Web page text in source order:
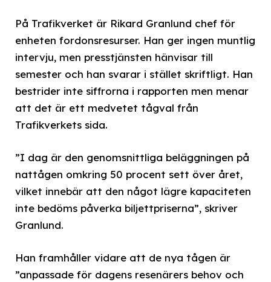
På Trafikverket är Rikard Granlund chef för
enheten fordonsresurser. Han ger ingen muntlig
intervju, men presstjänsten hänvisar till
semester och han svarar i stället skriftligt. Han
bestrider inte siffrorna i rapporten men menar
att det är ett medvetet tågval från
Trafikverkets sida.
”I dag är den genomsnittliga beläggningen på
nattågen omkring 50 procent sett över året,
vilket innebär att den något lägre kapaciteten
inte bedöms påverka biljettpriserna”, skriver
Granlund.
Han framhåller vidare att de nya tågen är
”anpassade för dagens resenärers behov och